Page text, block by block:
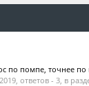
по помпе, точнее по
, ответов - 3, в